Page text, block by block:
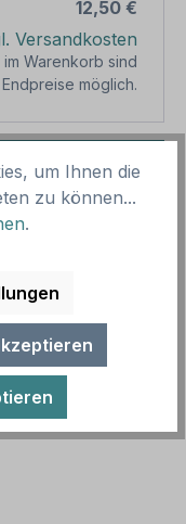
12,50 €
Versandkosten
Warenkorb sind
möglich.
Sie diesen
Sie ihn
um Ihnen die
zu können...
.